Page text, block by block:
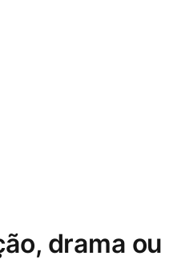
drama ou